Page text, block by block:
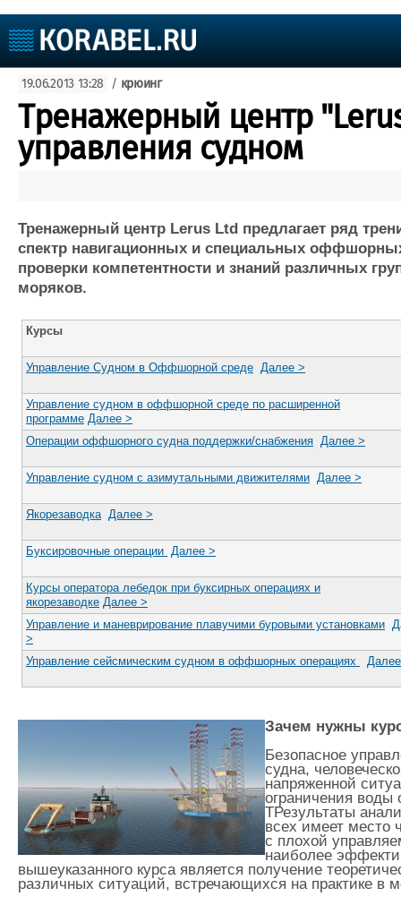
Судоходство
Судоремонт
События
Пресс-релизы
Порты
Рыболовство
Еще
Судостроение
Пульс
Компании
Работа
Крюинг
Журнал
Реклама
Торговая площадка
Материалы
Услуги
19.06.2013 13:28 / крюинг
Тренажерный центр
управления судном
Тренажерный центр Lerus Ltd предлагает ряд
спектр навигационных и специальных
проверки компетентности и знаний различных
моряков.
Курсы
Управление Судном в Оффшорной среде Далее >
Управление судном в оффшорной среде по расширенной
программе Далее >
Операции оффшорного судна поддержки/снабжения Далее >
Управление судном с азимутальными движителями Далее >
Якорезаводка Далее >
Буксировочные операции Далее >
Курсы оператора лебедок при буксирных операциях и
якорезаводке Далее >
Управление и маневрирование плавучими буровыми установками
>
Управление сейсмическим судном в оффшорных операциях
Зачем нужны
Безопасное
судна,
напряженной
ограничения воды
TРезультаты
всех имеет место
с плохой
наиболее
вышеуказанного курса является получение
различных ситуаций, встречающихся на практике в